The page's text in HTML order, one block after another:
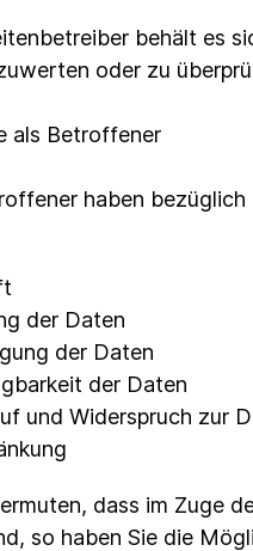
behält es
oder zu
als Betroffener
haben
der Daten
der Daten
der Daten
und Widerspruch zur
dass im Zuge
so haben Sie die